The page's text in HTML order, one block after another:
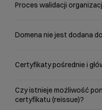
Proces walidacji
Domena nie jest dodana
Certyfikaty pośrednie i
Czy istnieje możliwość
certyfikatu (reissue)?